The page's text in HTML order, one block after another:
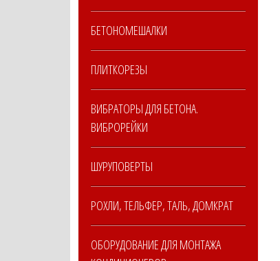
БЕТОНОМЕШАЛКИ
ПЛИТКОРЕЗЫ
ВИБРАТОРЫ ДЛЯ БЕТОНА.
ВИБРОРЕЙКИ
ШУРУПОВЕРТЫ
РОХЛИ, ТЕЛЬФЕР, ТАЛЬ, ДОМКРАТ
ОБОРУДОВАНИЕ ДЛЯ МОНТАЖА